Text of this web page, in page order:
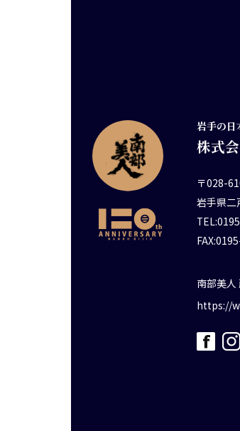
岩手の日
株式
〒028-
岩手県二
南部美人
https://